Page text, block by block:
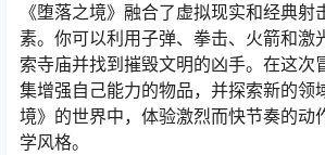
《堕落之境》融合了虚拟现实和经典射
素。你可以利用子弹、拳击、火箭和激
索寺庙并找到摧毁文明的凶手。在这次
集增强自己能力的物品，并探索新的领
境》的世界中，体验激烈而快节奏的动
学风格。